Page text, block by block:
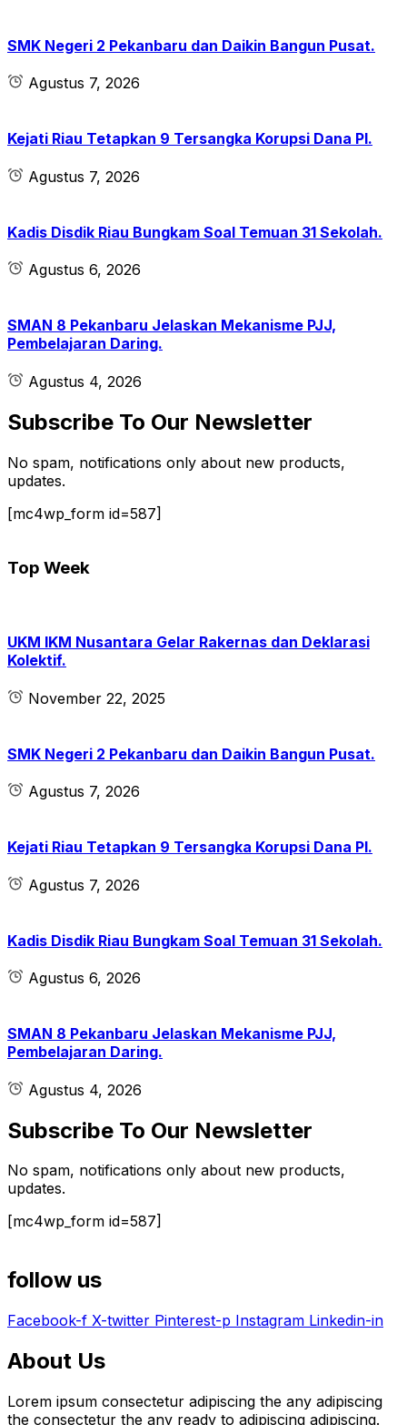
SMK Negeri 2 Pekanbaru dan Daikin Bangun Pusat.
Agustus 7, 2026
Kejati Riau Tetapkan 9 Tersangka Korupsi Dana PI.
Agustus 7, 2026
Kadis Disdik Riau Bungkam Soal Temuan 31 Sekolah.
Agustus 6, 2026
SMAN 8 Pekanbaru Jelaskan Mekanisme PJJ,
Pembelajaran Daring.
Agustus 4, 2026
Subscribe To Our Newsletter
No spam, notifications only about new products,
updates.
[mc4wp_form id=587]
Top Week
UKM IKM Nusantara Gelar Rakernas dan Deklarasi
Kolektif.
November 22, 2025
SMK Negeri 2 Pekanbaru dan Daikin Bangun Pusat.
Agustus 7, 2026
Kejati Riau Tetapkan 9 Tersangka Korupsi Dana PI.
Agustus 7, 2026
Kadis Disdik Riau Bungkam Soal Temuan 31 Sekolah.
Agustus 6, 2026
SMAN 8 Pekanbaru Jelaskan Mekanisme PJJ,
Pembelajaran Daring.
Agustus 4, 2026
Subscribe To Our Newsletter
No spam, notifications only about new products,
updates.
[mc4wp_form id=587]
follow us
Facebook-f X-twitter Pinterest-p Instagram Linkedin-in
About Us
Lorem ipsum consectetur adipiscing the any adipiscing
the consectetur the any ready to adipiscing adipiscing.